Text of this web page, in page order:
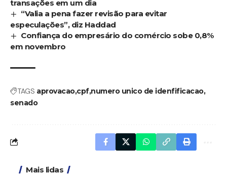
transações em um dia
“Valia a pena fazer revisão para evitar
especulações”, diz Haddad
Confiança do empresário do comércio sobe 0,8%
em novembro
TAGS aprovacaocpfnumero unico de idenfificacao
senado
Mais lidas